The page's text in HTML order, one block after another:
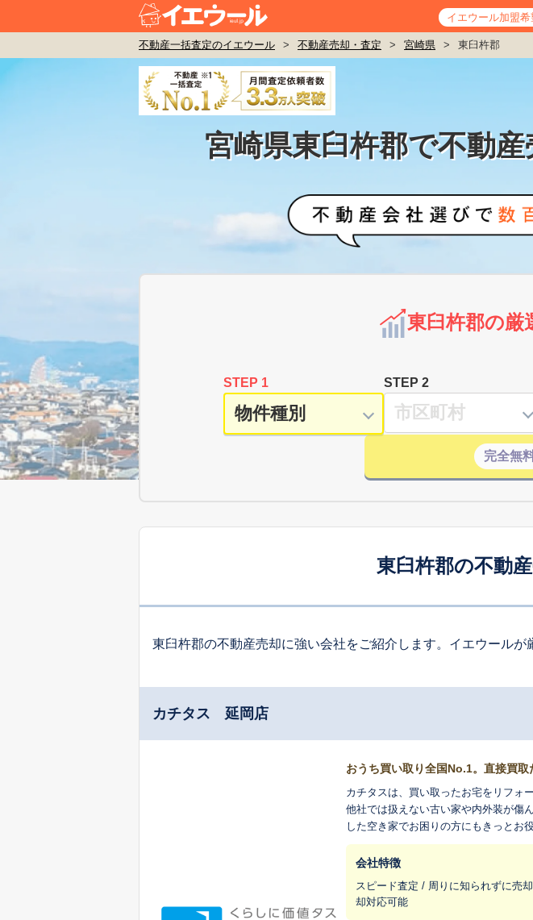
イエウール加盟
不動産一括査定のイエウール > 不動産売却・査定 > 宮崎県 > 東臼杵郡
宮崎県東臼杵郡で不動
東臼杵郡の厳
STEP 1 STEP 2
完全無
東臼杵郡の不動
東臼杵郡の不動産売却に強い会社をご紹介します。イエウール
カチタス 延岡店
おうち買い取り全国No.1。直接買取
カチタスは、買い取ったお宅をリフォ
他社では扱えない古い家や内外装が傷
した空き家でお困りの方にもきっとお
まれ変わらせ、長く住みつなぐお手伝
会社特徴
スピード査定 / 周りに知られずに売
却対応可能